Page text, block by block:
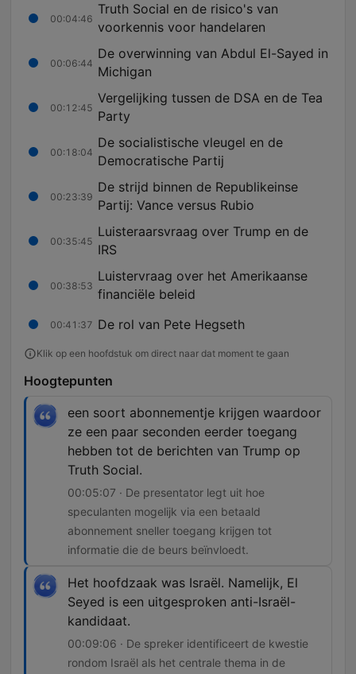
00:04:46
Truth Social en de risico's van
voorkennis voor handelaren
00:06:44
De overwinning van Abdul El-Sayed in
Michigan
00:12:45
Vergelijking tussen de DSA en de Tea
Party
00:18:04
De socialistische vleugel en de
Democratische Partij
00:23:39
De strijd binnen de Republikeinse
Partij: Vance versus Rubio
00:35:45
Luisteraarsvraag over Trump en de
IRS
00:38:53
Luistervraag over het Amerikaanse
financiële beleid
00:41:37 De rol van Pete Hegseth
Klik op een hoofdstuk om direct naar dat moment te gaan
Hoogtepunten
een soort abonnementje krijgen waardoor
ze een paar seconden eerder toegang
hebben tot de berichten van Trump op
Truth Social.
00:05:07 · De presentator legt uit hoe
speculanten mogelijk via een betaald
abonnement sneller toegang krijgen tot
informatie die de beurs beïnvloedt.
Het hoofdzaak was Israël. Namelijk, El
Seyed is een uitgesproken anti-Israël-
kandidaat.
00:09:06 · De spreker identificeert de kwestie
rondom Israël als het centrale thema in de